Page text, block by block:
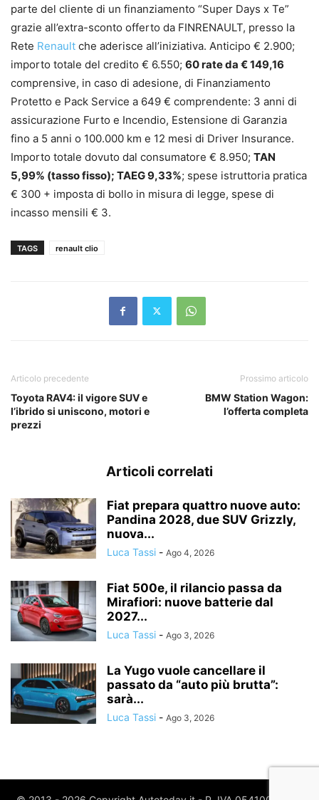
parte del cliente di un finanziamento “Super Days x Te”
grazie all’extra-sconto offerto da FINRENAULT, presso la
Rete Renault che aderisce all’iniziativa. Anticipo € 2.900;
importo totale del credito € 6.550; 60 rate da € 149,16
comprensive, in caso di adesione, di Finanziamento
Protetto e Pack Service a 649 € comprendente: 3 anni di
assicurazione Furto e Incendio, Estensione di Garanzia
fino a 5 anni o 100.000 km e 12 mesi di Driver Insurance.
Importo totale dovuto dal consumatore € 8.950; TAN
5,99% (tasso fisso); TAEG 9,33%; spese istruttoria pratica
€ 300 + imposta di bollo in misura di legge, spese di
incasso mensili € 3.
TAGS renault clio
Articolo precedente
Toyota RAV4: il vigore SUV e
l’ibrido si uniscono, motori e
prezzi
Prossimo articolo
BMW Station Wagon:
l’offerta completa
Articoli correlati
Fiat prepara quattro nuove auto:
Pandina 2028, due SUV Grizzly,
nuova...
Luca Tassi - Ago 4, 2026
Fiat 500e, il rilancio passa da
Mirafiori: nuove batterie dal
2027...
Luca Tassi - Ago 3, 2026
La Yugo vuole cancellare il
passato da “auto più brutta”:
sarà...
Luca Tassi - Ago 3, 2026